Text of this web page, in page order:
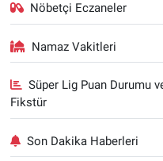
Nöbetçi Eczaneler
Namaz Vakitleri
Süper Lig Puan Durumu
Fikstür
Son Dakika Haberleri